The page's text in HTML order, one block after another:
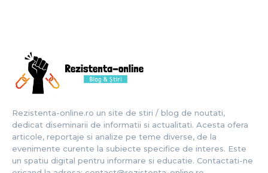
Rezistenta-online.ro un site de stiri / blog de noutati,
dedicat diseminarii de informatii si actualitati. Acesta ofera
articole, reportaje si analize pe teme diverse, de la
evenimente curente la subiecte specifice de interes. Este
un spatiu digital pentru informare si educatie. Contactati-ne